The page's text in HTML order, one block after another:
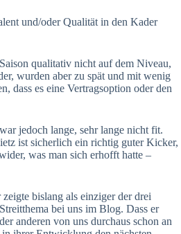
und/oder Qualität in den Kader
qualitativ nicht auf dem Niveau,
wurden aber zu spät und mit wenig
dass es eine Vertragsoption oder den
jedoch lange, sehr lange nicht fit.
ist sicherlich ein richtig guter Kicker,
was man sich erhofft hatte –
bislang als einziger der drei
bei uns im Blog. Dass er
anderen von uns durchaus schon an